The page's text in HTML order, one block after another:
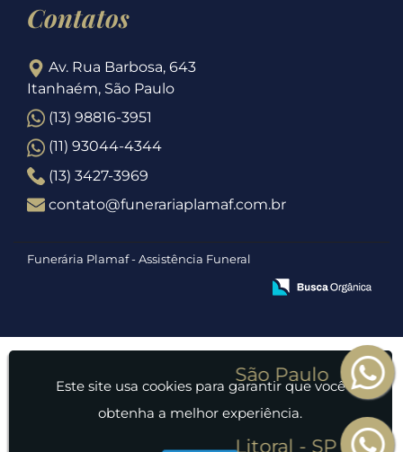
Contatos
Av. Rua Barbosa, 643
Itanhaém, São Paulo
(13) 98816-3951
(11) 93044-4344
(13) 3427-3969
contato@funerariaplamaf.com.br
Funerária Plamaf - Assistência Funeral
Este site usa cookies para garantir que você
obtenha a melhor experiência.